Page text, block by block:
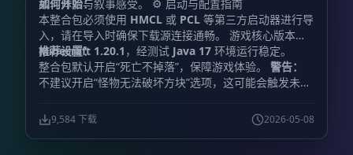
战斗体验与叙事感受。 ⚙️ 启动与配置指南
如何开始：
本整合包必须使用 HMCL 或 PCL 等第三方启动器进行导
入，请在导入时确保下载源连接通畅。 游戏核心版本为
Minecraft 1.20.1 ，经测试 Java 17 环境运行稳定。
推荐设置：
整合包默认开启“死亡不掉落”，保障游戏体验。 警告：
不建议开启“怪物无法破坏方块”选项，这可能会触发未知
MB 。请根据您的电脑配置酌情选择，切勿无脑拉高，过
高的内存分配可能导致游戏无法启动。
9,584 下载 2026-05-08